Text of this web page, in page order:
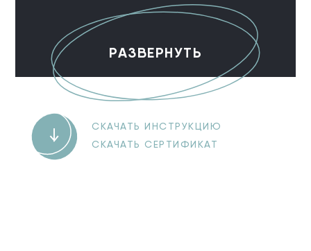
РАЗВЕРНУТЬ
СКАЧАТЬ ИНСТРУКЦИЮ
СКАЧАТЬ СЕРТИФИКАТ